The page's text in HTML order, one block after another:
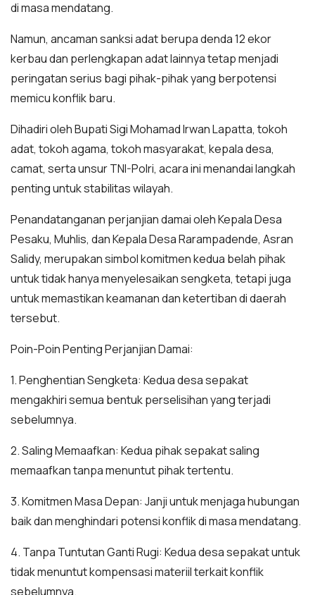
di masa mendatang.
Namun, ancaman sanksi adat berupa denda 12 ekor
kerbau dan perlengkapan adat lainnya tetap menjadi
peringatan serius bagi pihak-pihak yang berpotensi
memicu konflik baru.
Dihadiri oleh Bupati Sigi Mohamad Irwan Lapatta, tokoh
adat, tokoh agama, tokoh masyarakat, kepala desa,
camat, serta unsur TNI-Polri, acara ini menandai langkah
penting untuk stabilitas wilayah.
Penandatanganan perjanjian damai oleh Kepala Desa
Pesaku, Muhlis, dan Kepala Desa Rarampadende, Asran
Salidy, merupakan simbol komitmen kedua belah pihak
untuk tidak hanya menyelesaikan sengketa, tetapi juga
untuk memastikan keamanan dan ketertiban di daerah
tersebut.
Poin-Poin Penting Perjanjian Damai:
1. Penghentian Sengketa: Kedua desa sepakat
mengakhiri semua bentuk perselisihan yang terjadi
sebelumnya.
2. Saling Memaafkan: Kedua pihak sepakat saling
memaafkan tanpa menuntut pihak tertentu.
3. Komitmen Masa Depan: Janji untuk menjaga hubungan
baik dan menghindari potensi konflik di masa mendatang.
4. Tanpa Tuntutan Ganti Rugi: Kedua desa sepakat untuk
tidak menuntut kompensasi materiil terkait konflik
sebelumnya.